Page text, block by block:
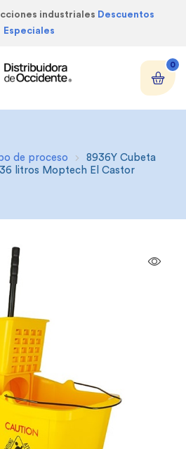
industriales Descuentos
Especiales
0
de proceso
8936Y Cubeta
litros Moptech El Castor